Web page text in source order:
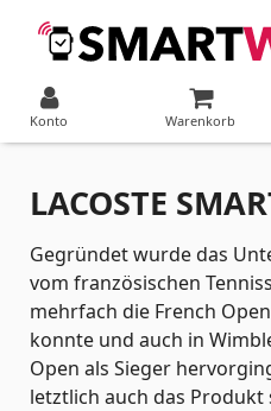
Konto Warenkorb
LACOSTE
Gegründet wurde das
vom französischen
mehrfach die French
konnte und auch in
Open als Sieger
letztlich auch das